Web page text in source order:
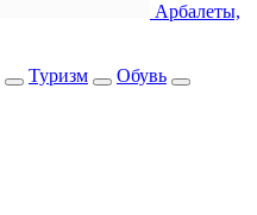
Арбалеты,
Туризм
Обувь